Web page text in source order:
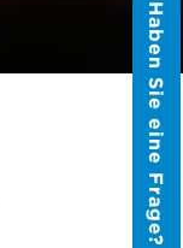
Haben Sie eine Frage?